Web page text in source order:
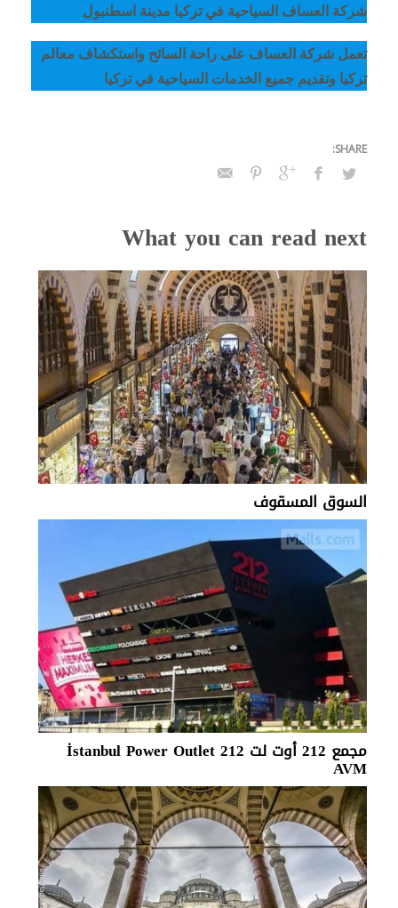
شركة العساف السياحية في تركيا مدينة اسطنبول
تعمل شركة العساف على راحة السائح واستكشاف معالم
تركيا وتقديم جميع الخدمات السياحية في تركيا
What you can read next
السوق المسقوف
مجمع 212 أوت لت 212 İstanbul Power Outlet
AVM